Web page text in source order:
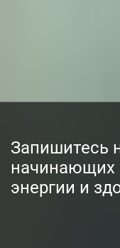
Запишитесь
начинающих
энергии и